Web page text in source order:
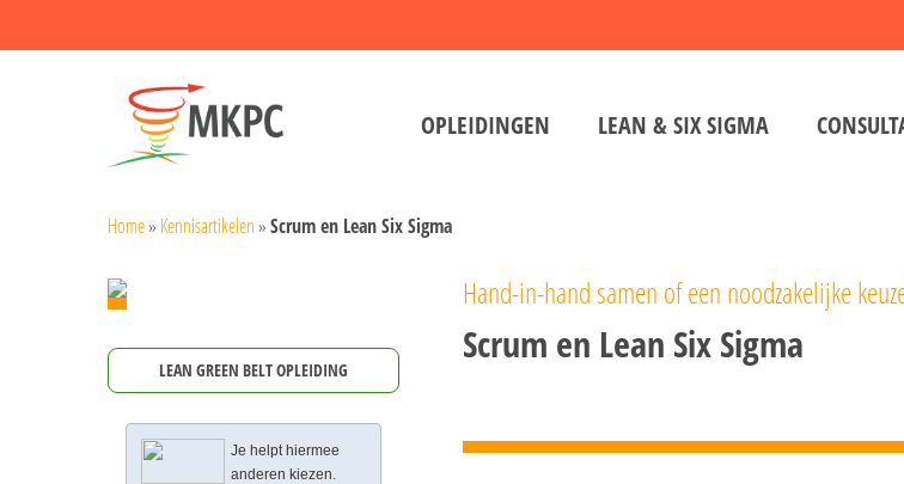
to
OPLEIDINGEN LEAN & SIX SIGMA
Home» Kennisartikelen»Scrum en Lean Six Sigma
LEAN GREEN BELT OPLEIDING
Je helpt hiermee
anderen kiezen.
Hand-in-hand samen of een noodzakelijke
Scrum en Lean Six Sigma